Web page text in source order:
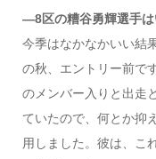
―8区の糟谷勇輝選手
今季はなかなかいい結
の秋、エントリー前で
のメンバー入りと出走
ていたので、何とか抑
用しました。彼は、こ